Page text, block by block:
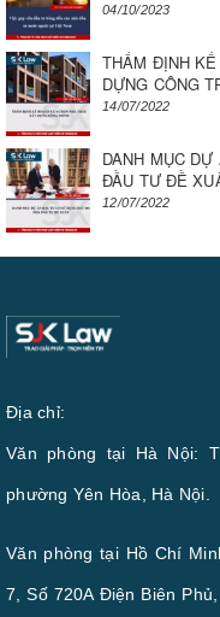
04/10/2023
THẨM ĐỊNH
DỰNG CÔNG
14/07/2022
DANH MỤC
ĐẦU TƯ ĐỀ
12/07/2022
Địa chỉ:
Văn phòng tại Hà Nội:
phường Yên Hòa, Hà Nội.
Văn phòng tại Hồ Chí
7, Số 720A Điện Biên